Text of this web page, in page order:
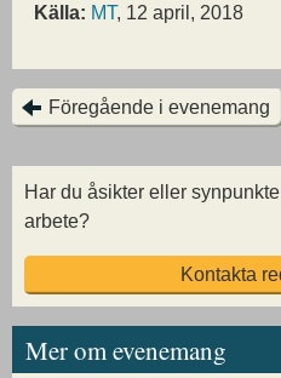
Källa: MT, 12 april, 2018
Föregående i evenemang
Har du åsikter eller
arbete?
Kontakta
Mer om evenemang